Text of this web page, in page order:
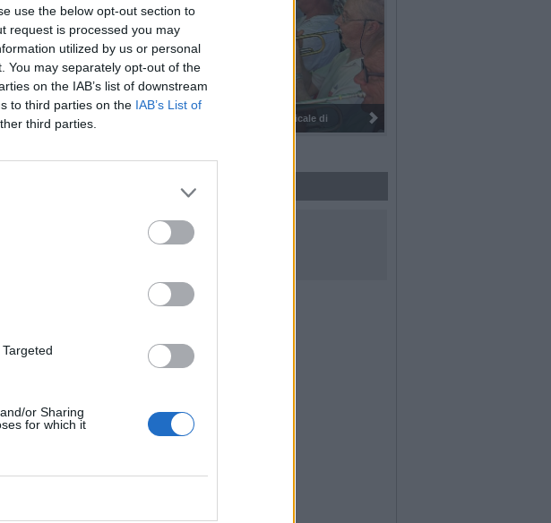
use the below opt-out section to
request is processed you may
utilized by us or personal
You may separately opt-out of the
on the IAB’s list of downstream
to third parties on the IAB’s List of
third parties.
or Sharing
for which it
I 100 anni del Corpo Musicale di
SEGUICI SUI SOCIAL